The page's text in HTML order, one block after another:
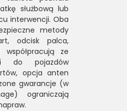
służbową lub
interwencji. Oba
metody
odcisk palca,
ze
do pojazdów
opcja anten
gwarancje (w
ograniczają